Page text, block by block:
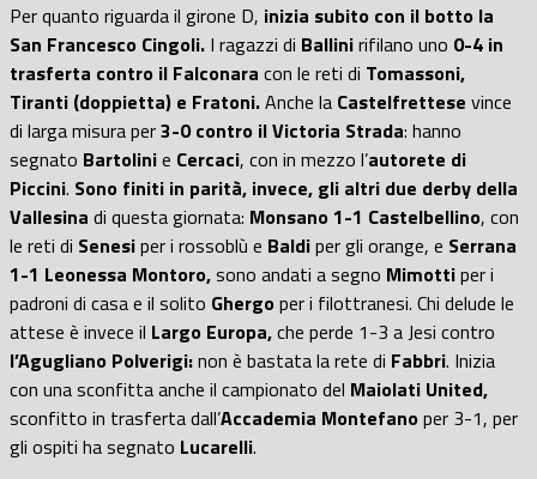
Per quanto riguarda il girone D, inizia subito con il botto la
San Francesco Cingoli. I ragazzi di Ballinirifilano uno 0-4 in
trasferta contro il Falconara con le reti di Tomassoni,
Tiranti (doppietta) e Fratoni.Anche la Castelfrettese vince
di larga misura per3-0 contro il Victoria Strada: hanno
segnato Bartolinie Cercaci, con in mezzo l’autorete di
Piccini. Sono finiti in parità, invece, gli altri due derby della
Vallesina di questa giornata: Monsano 1-1 Castelbellino, con
le reti di Senesiper i rossoblù e Baldiper gli orange, e Serrana
1-1 Leonessa Montoro,sono andati a segno Mimottiper i
padroni di casa e il solito Ghergoper i filottranesi. Chi delude le
attese è invece il Largo Europa,che perde 1-3 a Jesi contro
l’Agugliano Polverigi:non è bastata la rete di Fabbri. Inizia
con una sconfitta anche il campionato del Maiolati United,
sconfitto in trasferta dall’Accademia Montefanoper 3-1, per
gli ospiti ha segnato Lucarelli.